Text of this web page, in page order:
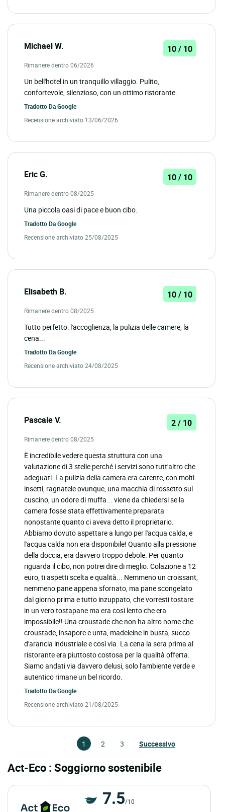
Michael W. 10 / 10
Rimanere dentro 06/2026
Un bell'hotel in un tranquillo villaggio. Pulito,
confortevole, silenzioso, con un ottimo ristorante.
Tradotto DaGoogle
Recensione archiviato 13/06/2026
Eric G. 10 / 10
Rimanere dentro 08/2025
Una piccola oasi di pace e buon cibo.
Tradotto DaGoogle
Recensione archiviato 25/08/2025
Elisabeth B. 10 / 10
Rimanere dentro 08/2025
Tutto perfetto: l'accoglienza, la pulizia delle camere, la
cena...
Tradotto DaGoogle
Recensione archiviato 24/08/2025
Pascale V. 2 / 10
Rimanere dentro 08/2025
È incredibile vedere questa struttura con una
valutazione di 3 stelle perché i servizi sono tutt'altro che
adeguati. La pulizia della camera era carente, con molti
insetti, ragnatele ovunque, una macchia di rossetto sul
cuscino, un odore di muffa... viene da chiedersi se la
camera fosse stata effettivamente preparata
nonostante quanto ci aveva detto il proprietario.
Abbiamo dovuto aspettare a lungo per l'acqua calda, e
l'acqua calda non era disponibile! Quanto alla pressione
della doccia, era davvero troppo debole. Per quanto
riguarda il cibo, non potrei dire di meglio. Colazione a 12
euro, ti aspetti scelta e qualità... Nemmeno un croissant,
nemmeno pane appena sfornato, ma pane scongelato
dal giorno prima e tutto inzuppato, che vorresti tostare
in un vero tostapane ma era così lento che era
impossibile!! Una croustade che non ha altro nome che
croustade, insapore e unta, madeleine in busta, succo
d'arancia industriale e così via. La cena la sera prima al
ristorante era piuttosto costosa per la qualità offerta.
Siamo andati via davvero delusi, solo l'ambiente verde e
autentico rimane un bel ricordo.
Tradotto DaGoogle
Recensione archiviato 21/08/2025
1 2 3 Successivo
Act-Eco : Soggiorno sostenibile
7.5/10